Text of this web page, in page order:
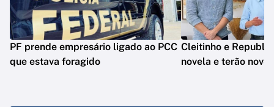
PF prende empresário ligado ao PCC
que estava foragido
Cleitinho e
novela e terão novo